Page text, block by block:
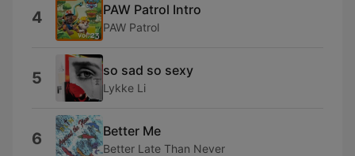
4 PAW Patrol Intro
PAW Patrol
5 so sad so sexy
Lykke Li
6 Better Me
Better Late Than Never